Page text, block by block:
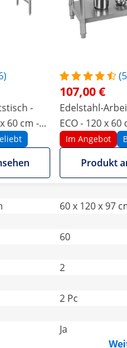
-
60 cm -
- Royal
107,00 €
Edelstahl-
ECO - 120 x 60
Aufkantung -
Catering
Im Angebot
Produkt
60 x 120 x 97
60
2
2 Pc
Ja